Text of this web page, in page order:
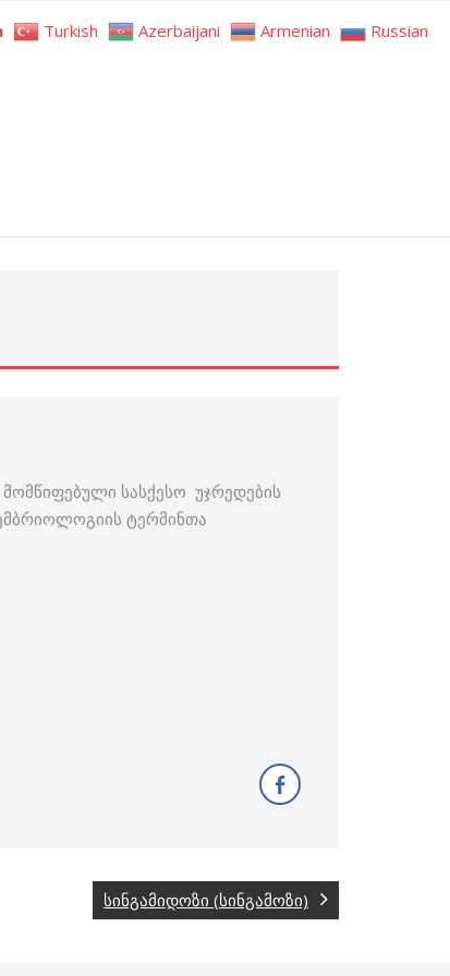
სასქესო უჯრედების
ტერმინთა
სინგამიდოზი (სინგამოზი)
Turkish Azerbaijani Armenian Russian